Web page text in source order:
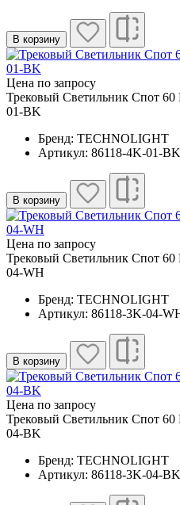
В корзину
Цена по запросу
Трековый Светильник Спот 60
01-BK
Бренд: TECHNOLIGHT
Артикул: 86118-4K-01-BK
В корзину
Цена по запросу
Трековый Светильник Спот 60
04-WH
Бренд: TECHNOLIGHT
Артикул: 86118-3K-04-
В корзину
Цена по запросу
Трековый Светильник Спот 60
04-BK
Бренд: TECHNOLIGHT
Артикул: 86118-3K-04-BK